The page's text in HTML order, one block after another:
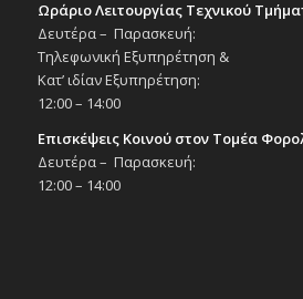
Ωράριο Λειτουργίας Τεχνικού
Δευτέρα – Παρασκευή:
Τηλεφωνική Εξυπηρέτηση &
Κατ’ ιδίαν Εξυπηρέτηση:
12:00 – 14:00
Επισκέψεις Κοινού στον Τομέα
Δευτέρα – Παρασκευή:
12:00 – 14:00